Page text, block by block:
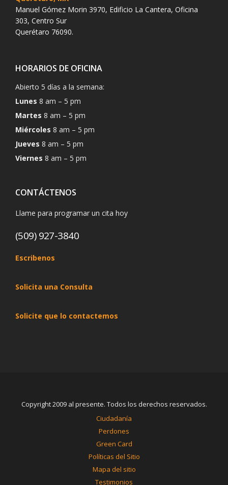
Manuel Gómez Morin 3970, Edificio La Cantera, Oficina
303, Centro Sur
Querétaro 76090.
HORARIOS DE OFICINA
Abierto 5 días a la semana:
Lunes 8 am – 5 pm
Martes 8 am – 5 pm
Miércoles 8 am – 5 pm
Jueves 8 am – 5 pm
Viernes 8 am – 5 pm
CONTÁCTENOS
Llame para programar un cita hoy
(509) 927-3840
Escribenos
Solicita una Consulta
Solicite que lo contactemos
Copyright 2009 al presente. Todos los derechos reservados.
Ciudadanía
Perdones
Green Card
Políticas del Sitio
Mapa del sitio
Testimonios